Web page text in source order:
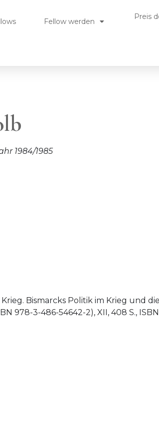
Fellow werden
Preis
1984/1985
Bismarcks Politik im Krieg und
978-3-486-54642-2), XII, 408 S.,